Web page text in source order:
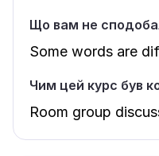
Що вам не
Some words are
Чим цей курс був
Room group